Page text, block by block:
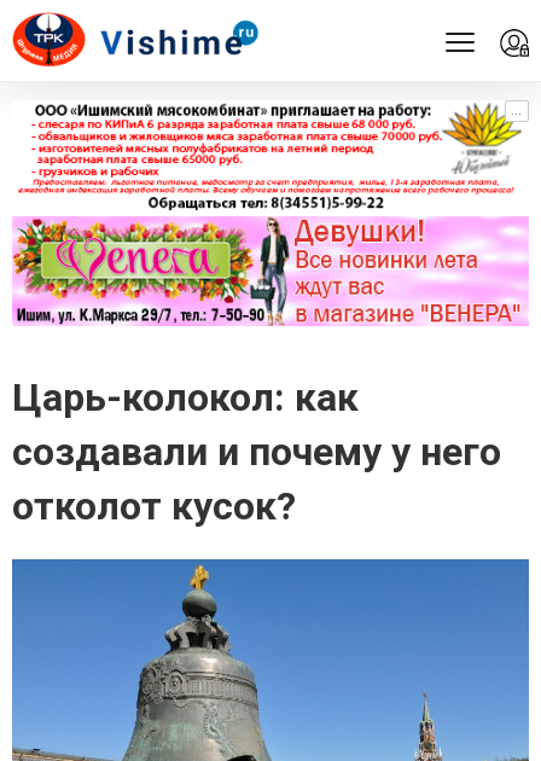
...
...
Царь-колокол: как
создавали и почему у него
отколот кусок?